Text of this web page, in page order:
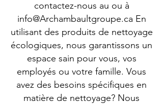
contactez-nous au ou à
info@Archambaultgroupe.ca En
utilisant des produits de nettoyage
écologiques, nous garantissons un
espace sain pour vous, vos
employés ou votre famille. Vous
avez des besoins spécifiques en
matière de nettoyage? Nous